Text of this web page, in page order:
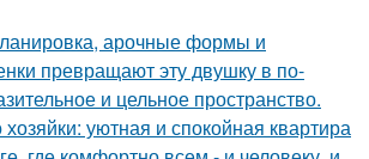
арочные формы и
превращают эту двушку в по-
и цельное пространство.
хозяйки: уютная и спокойная квартира